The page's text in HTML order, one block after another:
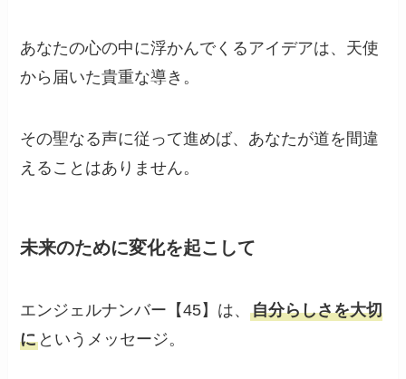
あなたの心の中に浮かんでくるアイデアは、天使
から届いた貴重な導き。
その聖なる声に従って進めば、あなたが道を間違
えることはありません。
未来のために変化を起こして
エンジェルナンバー【45】は、自分らしさを大切
に というメッセージ。